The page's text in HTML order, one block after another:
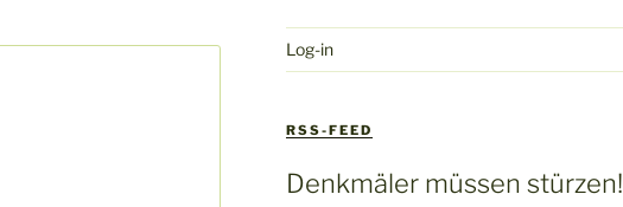
Log-in
RSS-FEED
Denkmäler müssen stürzen!